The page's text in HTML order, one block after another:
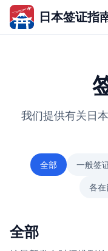
日本签证指
我们提供有关日
全部 一般签
各
全部